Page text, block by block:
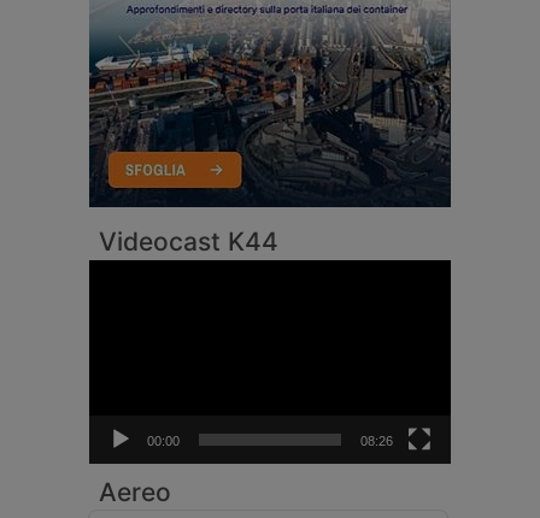
Videocast K44
00:00 08:26
Aereo